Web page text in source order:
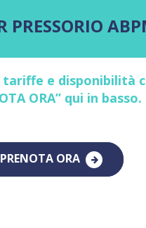
PRESSORIO
tariffe e disponibilità
ORA” qui in basso.
PRENOTA ORA